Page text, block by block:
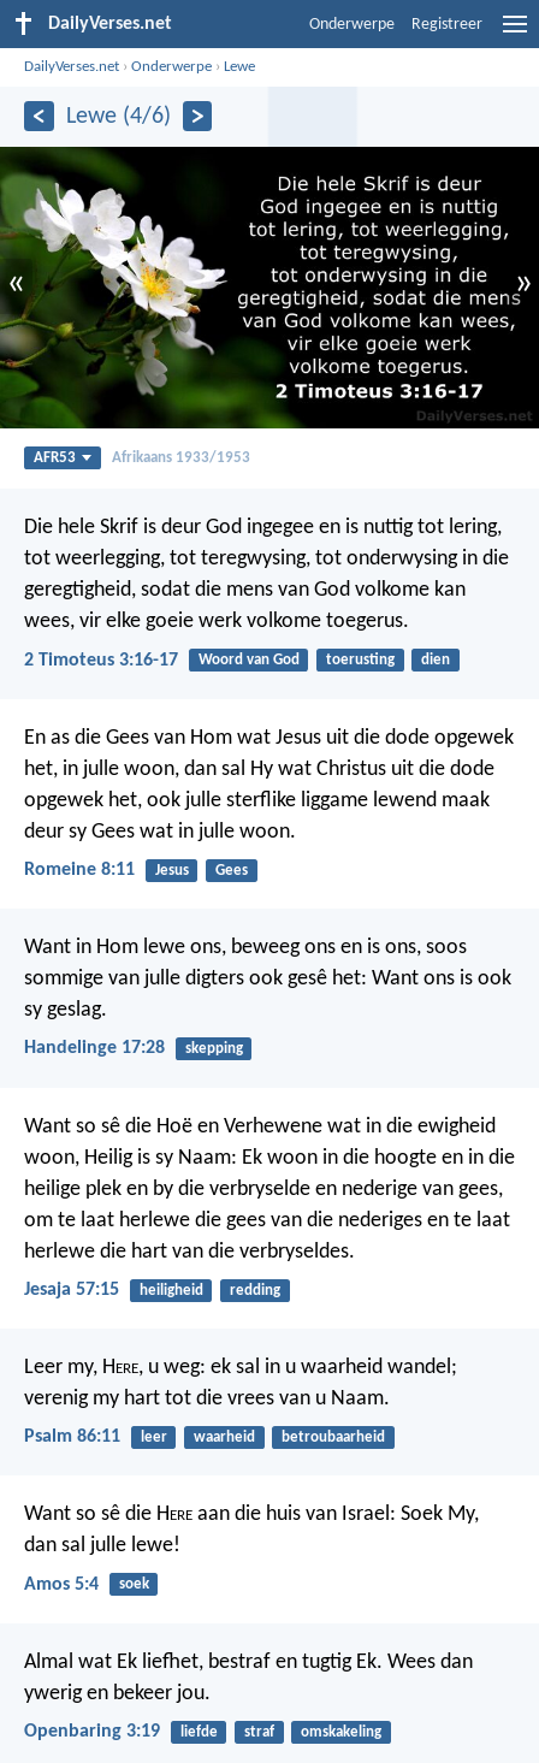
DailyVerses.net Onderwerpe Registreer
DailyVerses.net ›Onderwerpe ›Lewe
Lewe (4/6)
« »
AFR53 Afrikaans 1933/1953
Die hele Skrif is deur God ingegee en is nuttig tot lering,
tot weerlegging, tot teregwysing, tot onderwysing in die
geregtigheid, sodat die mens van God volkome kan
wees, vir elke goeie werk volkome toegerus.
2 Timoteus 3:16-17 Woord van God toerusting dien
En as die Gees van Hom wat Jesus uit die dode opgewek
het, in julle woon, dan sal Hy wat Christus uit die dode
opgewek het, ook julle sterflike liggame lewend maak
deur sy Gees wat in julle woon.
Romeine 8:11 Jesus Gees
Want in Hom lewe ons, beweeg ons en is ons, soos
sommige van julle digters ook gesê het: Want ons is ook
sy geslag.
Handelinge 17:28 skepping
Want so sê die Hoë en Verhewene wat in die ewigheid
woon, Heilig is sy Naam: Ek woon in die hoogte en in die
heilige plek en by die verbryselde en nederige van gees,
om te laat herlewe die gees van die nederiges en te laat
herlewe die hart van die verbryseldes.
Jesaja 57:15 heiligheid redding
Leer my, Here, u weg: ek sal in u waarheid wandel;
verenig my hart tot die vrees van u Naam.
Psalm 86:11 leer waarheid betroubaarheid
Want so sê die Here aan die huis van Israel: Soek My,
dan sal julle lewe!
Amos 5:4 soek
Almal wat Ek liefhet, bestraf en tugtig Ek. Wees dan
ywerig en bekeer jou.
Openbaring 3:19 liefde straf omskakeling